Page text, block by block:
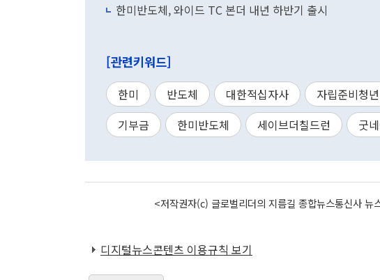
한미반도체, 와이드 TC 본더 내년 하반기 출시
[관련키워드]
한미 반도체 대한적십자사 자립준비청년
기부금
한미반도체 세이브더칠드런 굿
<저작권자(c) 글로벌리더의 지름길 종합뉴스통신사
디지털뉴스콘텐츠 이용규칙 보기